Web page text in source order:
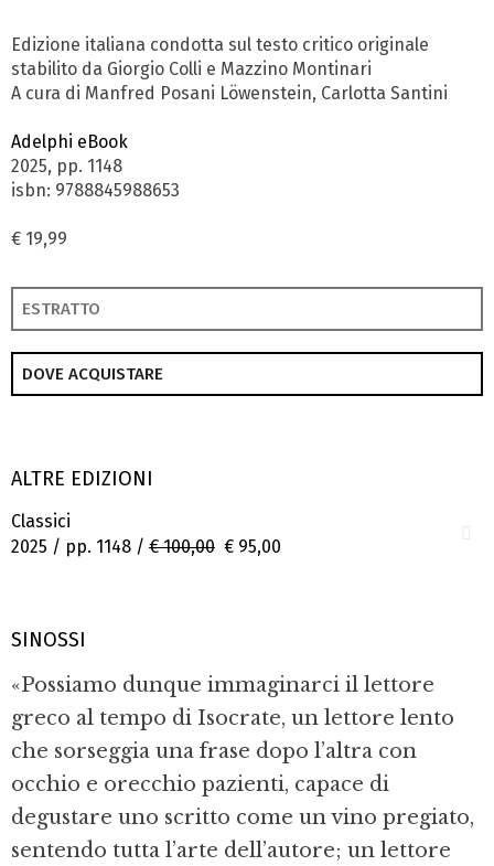
Edizione italiana condotta sul testo critico originale
stabilito da Giorgio Colli e Mazzino Montinari
A cura di Manfred Posani Löwenstein, Carlotta Santini
Adelphi eBook
2025, pp. 1148
isbn: 9788845988653
€ 19,99
ESTRATTO
DOVE ACQUISTARE
ALTRE EDIZIONI
Classici
2025 / pp. 1148 / € 100,00 € 95,00
SINOSSI
«Possiamo dunque immaginarci il lettore
greco al tempo di Isocrate, un lettore lento
che sorseggia una frase dopo l’altra con
occhio e orecchio pazienti, capace di
degustare uno scritto come un vino pregiato,
sentendo tutta l’arte dell’autore; un lettore